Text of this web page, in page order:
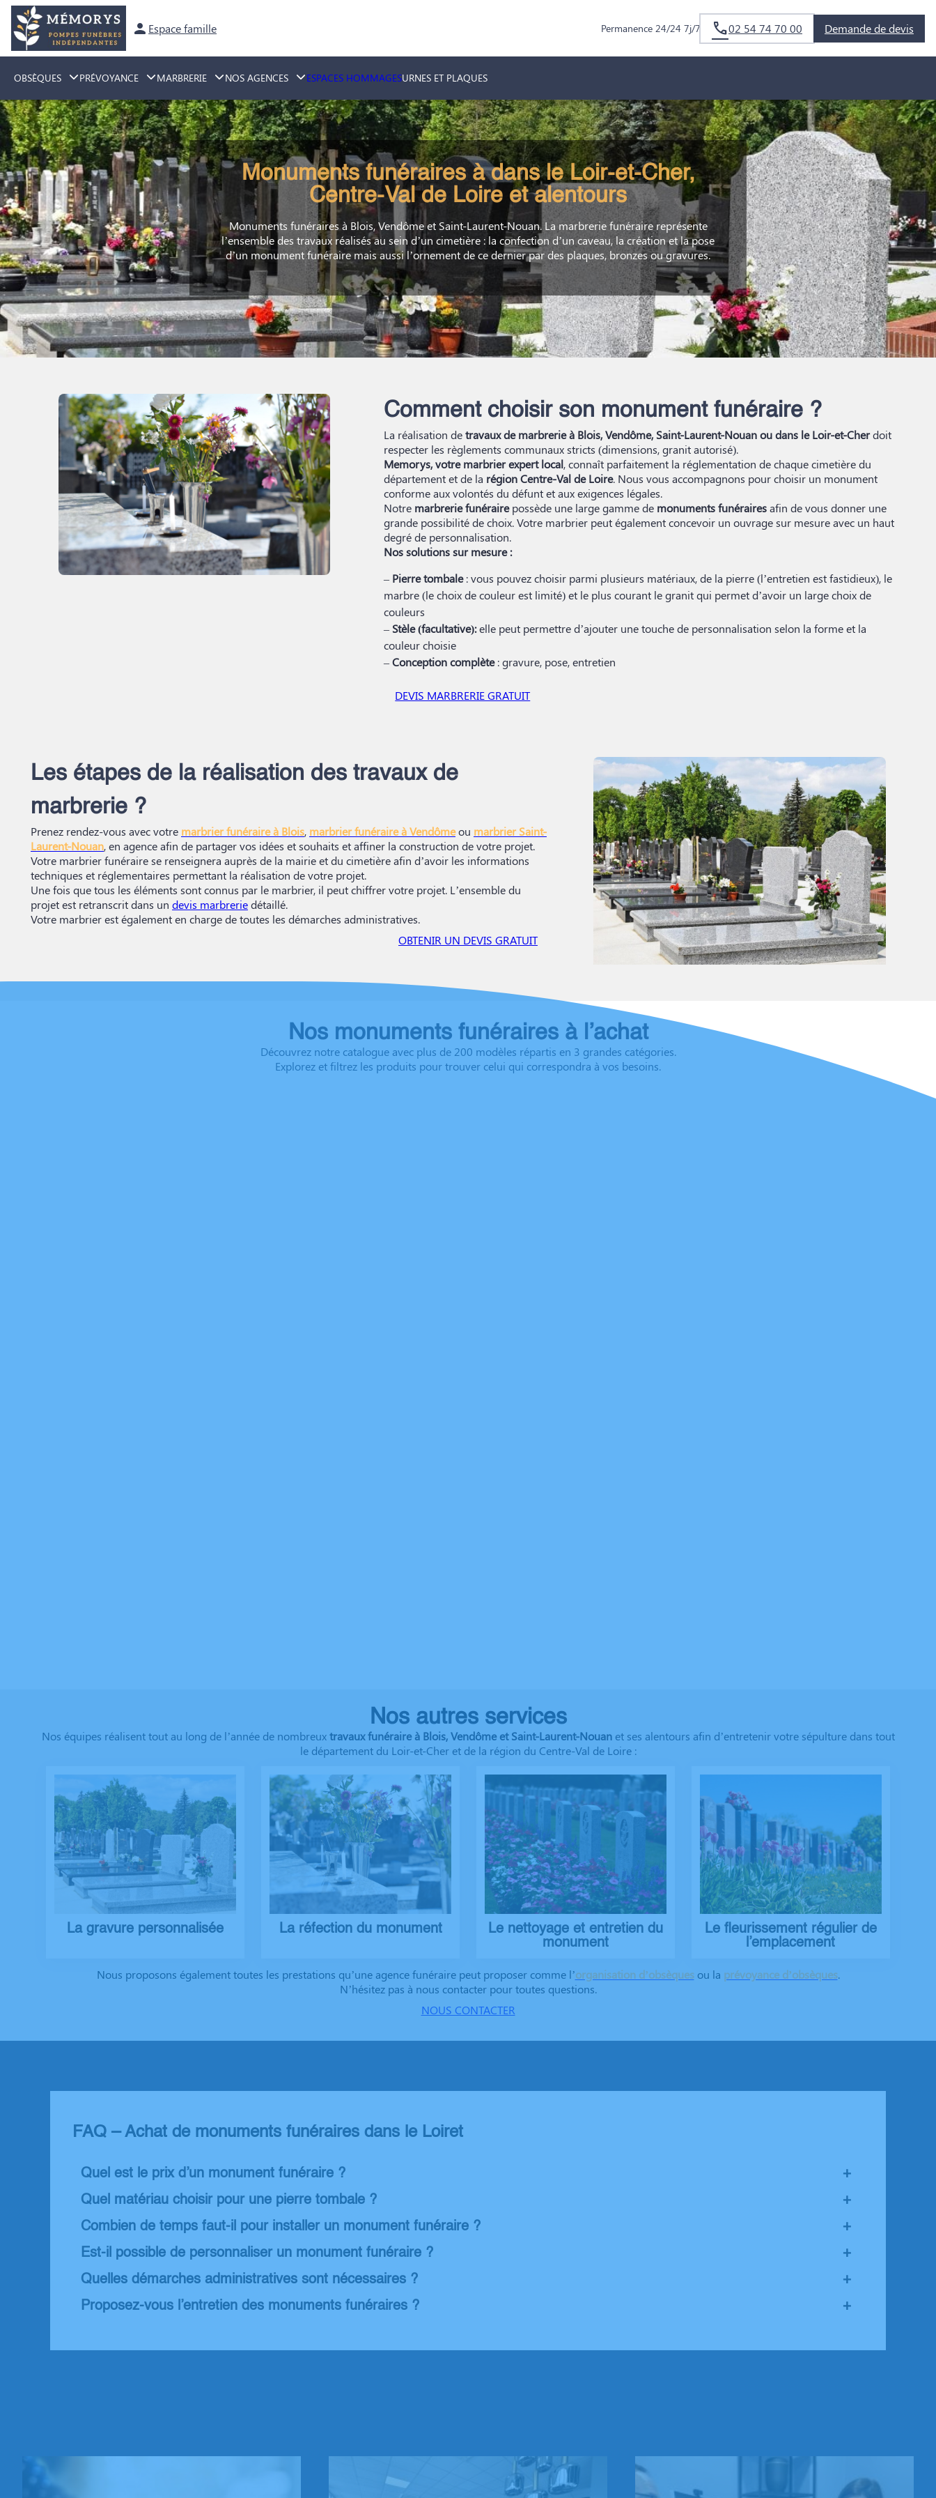
Aller
contenu
Espace famille Permanence 24/24 7j/7 02 54 74 70 00 Demande de devis
OBSÈQUES PRÉVOYANCE MARBRERIE NOS AGENCES ESPACES HOMMAGESURNES ET PLAQUES
Monuments funéraires à dans le Loir-et-Cher,
Centre-Val de Loire et alentours
Monuments funéraires à Blois, Vendôme et Saint-Laurent-Nouan. La marbrerie funéraire représente
l’ensemble des travaux réalisés au sein d’un cimetière : la confection d’un caveau, la création et la pose
d’un monument funéraire mais aussi l’ornement de ce dernier par des plaques, bronzes ou gravures.
Comment choisir son monument funéraire ?
La réalisation detravaux de marbrerie à Blois, Vendôme, Saint-Laurent-Nouan ou dans le Loir-et-Cherdoit
respecter les règlements communaux stricts (dimensions, granit autorisé).
Memorys, votre marbrier expert local, connaît parfaitement la réglementation de chaque cimetière du
département et de la région Centre-Val de Loire. Nous vous accompagnons pour choisir un monument
conforme aux volontés du défunt et aux exigences légales.
Notre marbrerie funérairepossède une large gamme de monuments funérairesafin de vous donner une
grande possibilité de choix. Votre marbrier peut également concevoir un ouvrage sur mesure avec un haut
degré de personnalisation.
Nos solutions sur mesure :
– Pierre tombale: vous pouvez choisir parmi plusieurs matériaux, de la pierre (l’entretien est fastidieux), le
marbre (le choix de couleur est limité) et le plus courant le granit qui permet d’avoir un large choix de
couleurs
– Stèle (facultative):elle peut permettre d’ajouter une touche de personnalisation selon la forme et la
couleur choisie
–Conception complète: gravure, pose, entretien
DEVIS MARBRERIE GRATUIT
Les étapes de la réalisation des travaux de
marbrerie ?
Prenez rendez-vous avec votre marbrier funéraire à Blois, marbrier funéraire à Vendômeou marbrier Saint-
Laurent-Nouan, en agence afin de partager vos idées et souhaits et affiner la construction de votre projet.
Votre marbrier funéraire se renseignera auprès de la mairie et du cimetière afin d’avoir les informations
techniques et réglementaires permettant la réalisation de votre projet.
Une fois que tous les éléments sont connus par le marbrier, il peut chiffrer votre projet. L’ensemble du
projet est retranscrit dans un devis marbreriedétaillé.
Votre marbrier est également en charge de toutes les démarches administratives.
OBTENIR UN DEVIS GRATUIT
Nos monuments funéraires à l’achat
Découvrez notre catalogue avec plus de 200 modèles répartis en 3 grandes catégories.
Explorez et filtrez les produits pour trouver celui qui correspondra à vos besoins.
Nos autres services
Nos équipes réalisent tout au long de l’année de nombreuxtravaux funéraire à Blois, Vendôme et Saint-Laurent-Nouan et ses alentours afin d’entretenir votre sépulture dans tout
le département du Loir-et-Cher et de la région du Centre-Val de Loire :
La gravure personnalisée La réfection du monument
Le nettoyage et entretien du
monument
Le fleurissement régulier de
l’emplacement
Nous proposons également toutes les prestations qu’une agence funéraire peut proposer comme l’organisation d’obsèquesou la prévoyance d’obsèques.
N’hésitez pas à nous contacter pour toutes questions.
NOUS CONTACTER
FAQ – Achat de monuments funéraires dans le Loiret
Quel est le prix d’un monument funéraire ?
+
Quel matériau choisir pour une pierre tombale ?
+
Combien de temps faut-il pour installer un monument funéraire ?
+
Est-il possible de personnaliser un monument funéraire ?
+
Quelles démarches administratives sont nécessaires ?
+
Proposez-vous l’entretien des monuments funéraires ?
+